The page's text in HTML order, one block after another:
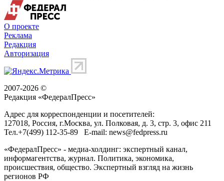
О проекте
Реклама
Редакция
Авторизация
2007-2026 ©
Редакция «ФедералПресс»
Адрес для корреспонденции и посетителей:
127018, Россия, г.Москва, ул. Полковая, д. 3, стр. 3, офис 211
Тел.+7(499) 112-35-89 E-mail: news@fedpress.ru
«ФедералПресс» - медиа-холдинг: экспертный канал,
информагентства, журнал. Политика, экономика,
происшествия, общество. Экспертный взгляд на жизнь
регионов РФ